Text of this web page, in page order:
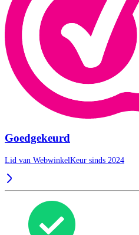
Goedgekeurd
Lid van WebwinkelKeur sinds 2024